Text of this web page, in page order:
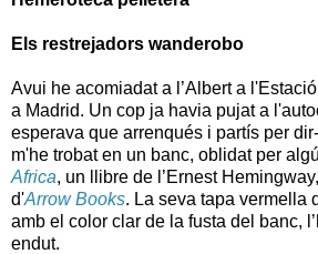
Els restrejadors wanderobo
Avui he acomiadat a l’Albert a
a Madrid. Un cop ja havia pujat a
esperava que arrenqués i partís per
m'he trobat en un banc, oblidat per
Africa, un llibre de l’Ernest
d'Arrow Books. La seva tapa vermella
amb el color clar de la fusta del banc,
endut.